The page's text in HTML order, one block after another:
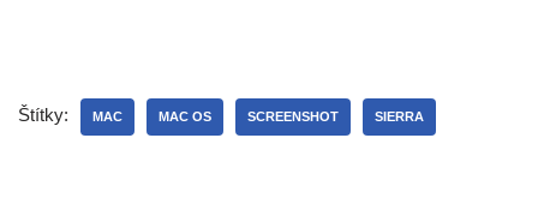
Štítky: MAC MAC OS SCREENSHOT SIERRA